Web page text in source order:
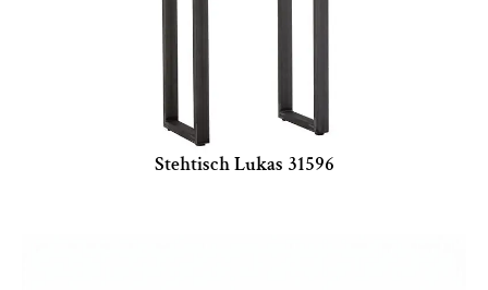
Stehtisch Lukas 31596